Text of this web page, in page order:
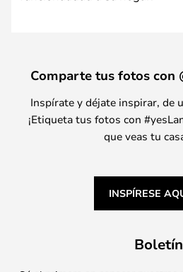
Comparte tus fotos con
Inspírate y déjate inspirar, de
¡Etiqueta tus fotos con
que veas tu
INSPÍRESE
Boletín